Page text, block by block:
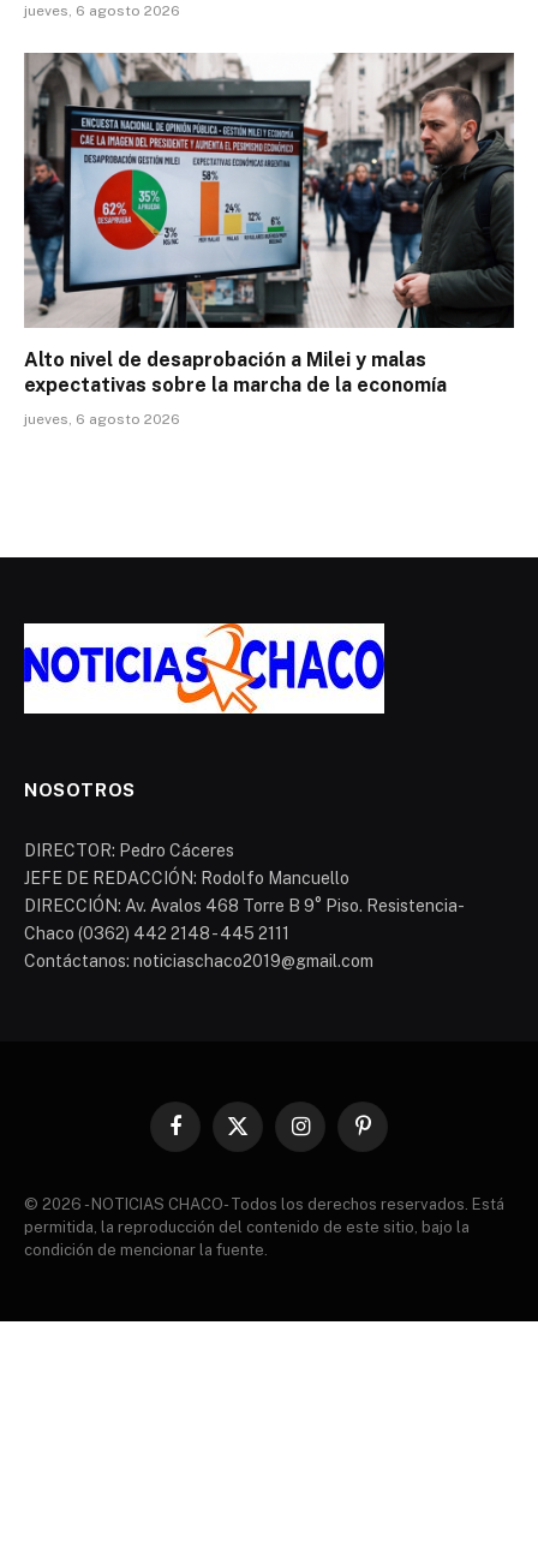
jueves, 6 agosto 2026
Alto nivel de desaprobación a Milei y malas
expectativas sobre la marcha de la economía
jueves, 6 agosto 2026
NOSOTROS
DIRECTOR: Pedro Cáceres
JEFE DE REDACCIÓN: Rodolfo Mancuello
DIRECCIÓN: Av. Avalos 468 Torre B 9° Piso. Resistencia-
Chaco (0362) 442 2148 - 445 2111
Contáctanos: noticiaschaco2019@gmail.com
Facebook
X
InstagramPinterest
© 2026 - NOTICIAS CHACO- Todos los derechos reservados. Está
permitida, la reproducción del contenido de este sitio, bajo la
condición de mencionar la fuente.